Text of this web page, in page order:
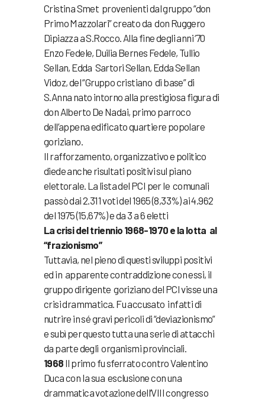
Cristina Smet provenienti dal gruppo “don
Primo Mazzolari” creato da don Ruggero
Dipiazza a S.Rocco. Alla fine degli anni ‘70
Enzo Fedele, Duilia Bernes Fedele, Tullio
Sellan, Edda Sartori Sellan, Edda Sellan
Vidoz, del “Gruppo cristiano di base” di
S.Anna nato intorno alla prestigiosa figura di
don Alberto De Nadai, primo parroco
dell’appena edificato quartiere popolare
goriziano.
Il rafforzamento, organizzativo e politico
diede anche risultati positivi sul piano
elettorale. La lista del PCI per le comunali
passò dai 2.311 voti del 1965 (8,33%) ai 4.962
del 1975 (15,67%) e da 3 a 6 eletti
La crisi del triennio 1968-1970 e la lotta al
“frazionismo”
Tuttavia, nel pieno di questi sviluppi positivi
ed in apparente contraddizione con essi, il
gruppo dirigente goriziano del PCI visse una
crisi drammatica. Fu accusato infatti di
nutrire in sé gravi pericoli di “deviazionismo”
e subì per questo tutta una serie di attacchi
da parte degli organismi provinciali.
1968 Il primo fu sferrato contro Valentino
Duca con Ia sua esclusione con una
drammatica votazione dell’VIII congresso